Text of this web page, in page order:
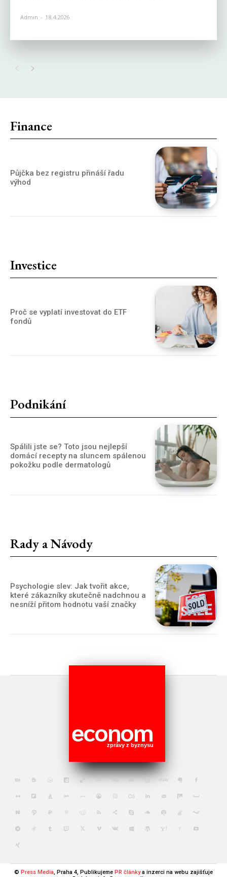
Admin - 18.4.2026
Finance
Půjčka bez registru přináší řadu
výhod
Investice
Proč se vyplatí investovat do ETF
fondů
Podnikání
Spálili jste se? Toto jsou nejlepší
domácí recepty na sluncem spálenou
pokožku podle dermatologů
Rady a Návody
Psychologie slev: Jak tvořit akce,
které zákazníky skutečně nadchnou a
nesníží přitom hodnotu vaší značky
econom
zprávy z byznysu
© Press Media, Praha 4, Publikujeme PR článkya inzerci na webu zajišťuje